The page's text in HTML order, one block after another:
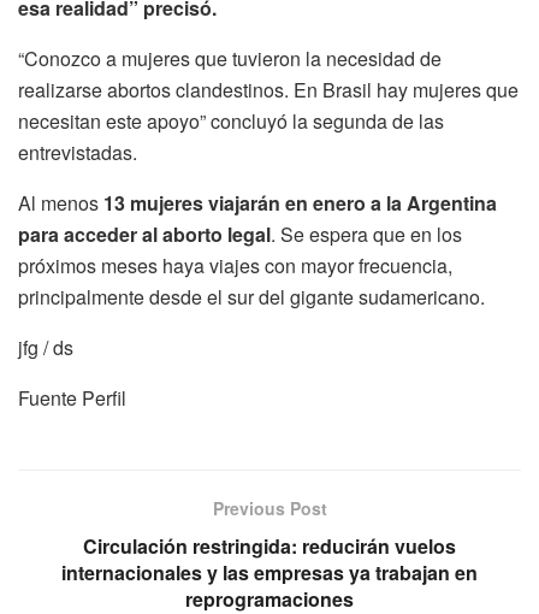
esa realidad” precisó.
“Conozco a mujeres que tuvieron la necesidad de
realizarse abortos clandestinos. En Brasil hay mujeres que
necesitan este apoyo” concluyó la segunda de las
entrevistadas.
Al menos 13 mujeres viajarán en enero a la Argentina
para acceder al aborto legal. Se espera que en los
próximos meses haya viajes con mayor frecuencia,
principalmente desde el sur del gigante sudamericano.
jfg / ds
Fuente Perfil
Previous Post
Circulación restringida: reducirán vuelos
internacionales y las empresas ya trabajan en
reprogramaciones